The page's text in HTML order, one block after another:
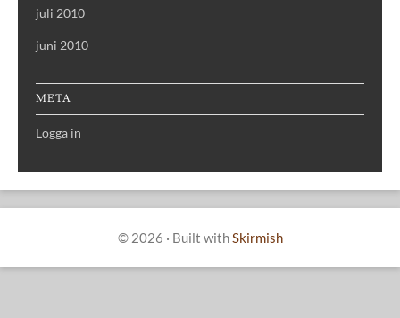
juli 2010
juni 2010
META
Logga in
© 2026 · Built withSkirmish